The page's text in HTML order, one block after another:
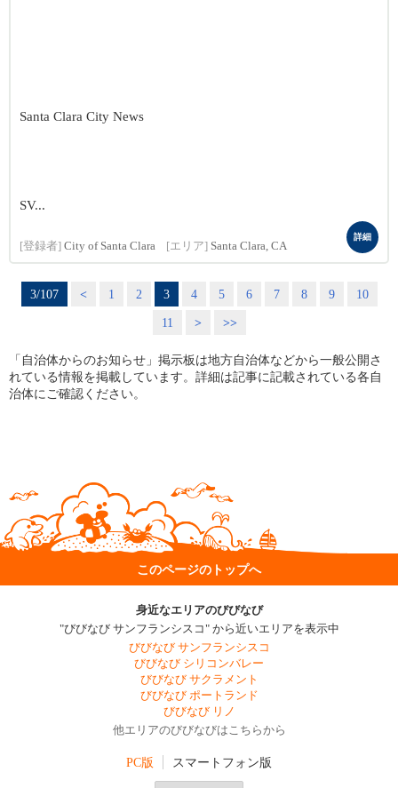
Santa Clara City News
SV...
[登録者] City of Santa Clara [エリア] Santa Clara, CA
詳細
3/107 < 1 2 3 4 5 6 7 8 9
10
11
> >>
「自治体からのお知らせ」掲示板は地方自治体などから一般公開さ
れている情報を掲載しています。詳細は記事に記載されている各自
治体にご確認ください。
このページのトップへ
身近なエリアのびびなび
"びびなび サンフランシスコ" から近いエリアを表示中
びびなび サンフランシスコ
びびなび シリコンバレー
びびなび サクラメント
びびなび ポートランド
びびなび リノ
他エリアのびびなびはこちらから
PC版 スマートフォン版